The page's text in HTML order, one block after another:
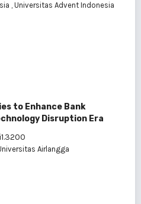
, Universitas Advent Indonesia
to Enhance Bank
Disruption Era
Airlangga